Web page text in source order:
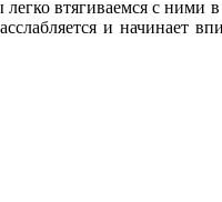
втягиваемся с ними
и начинает